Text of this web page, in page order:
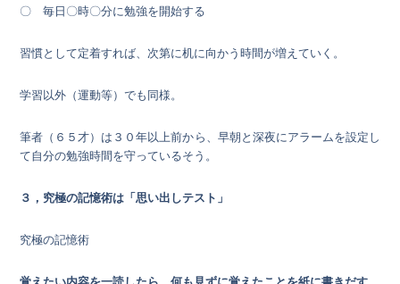
〇 毎日〇時〇分に勉強を開始する
習慣として定着すれば、次第に机に向かう時間が増えていく。
学習以外（運動等）でも同様。
筆者（６５才）は３０年以上前から、早朝と深夜にアラームを設定し
て自分の勉強時間を守っているそう。
３，究極の記憶術は「思い出しテスト」
究極の記憶術